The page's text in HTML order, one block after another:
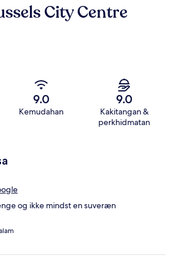
City Centre
9.0
Kemudahan
9.0
Kakitangan &
perkhidmatan
og ikke mindst en suveræn